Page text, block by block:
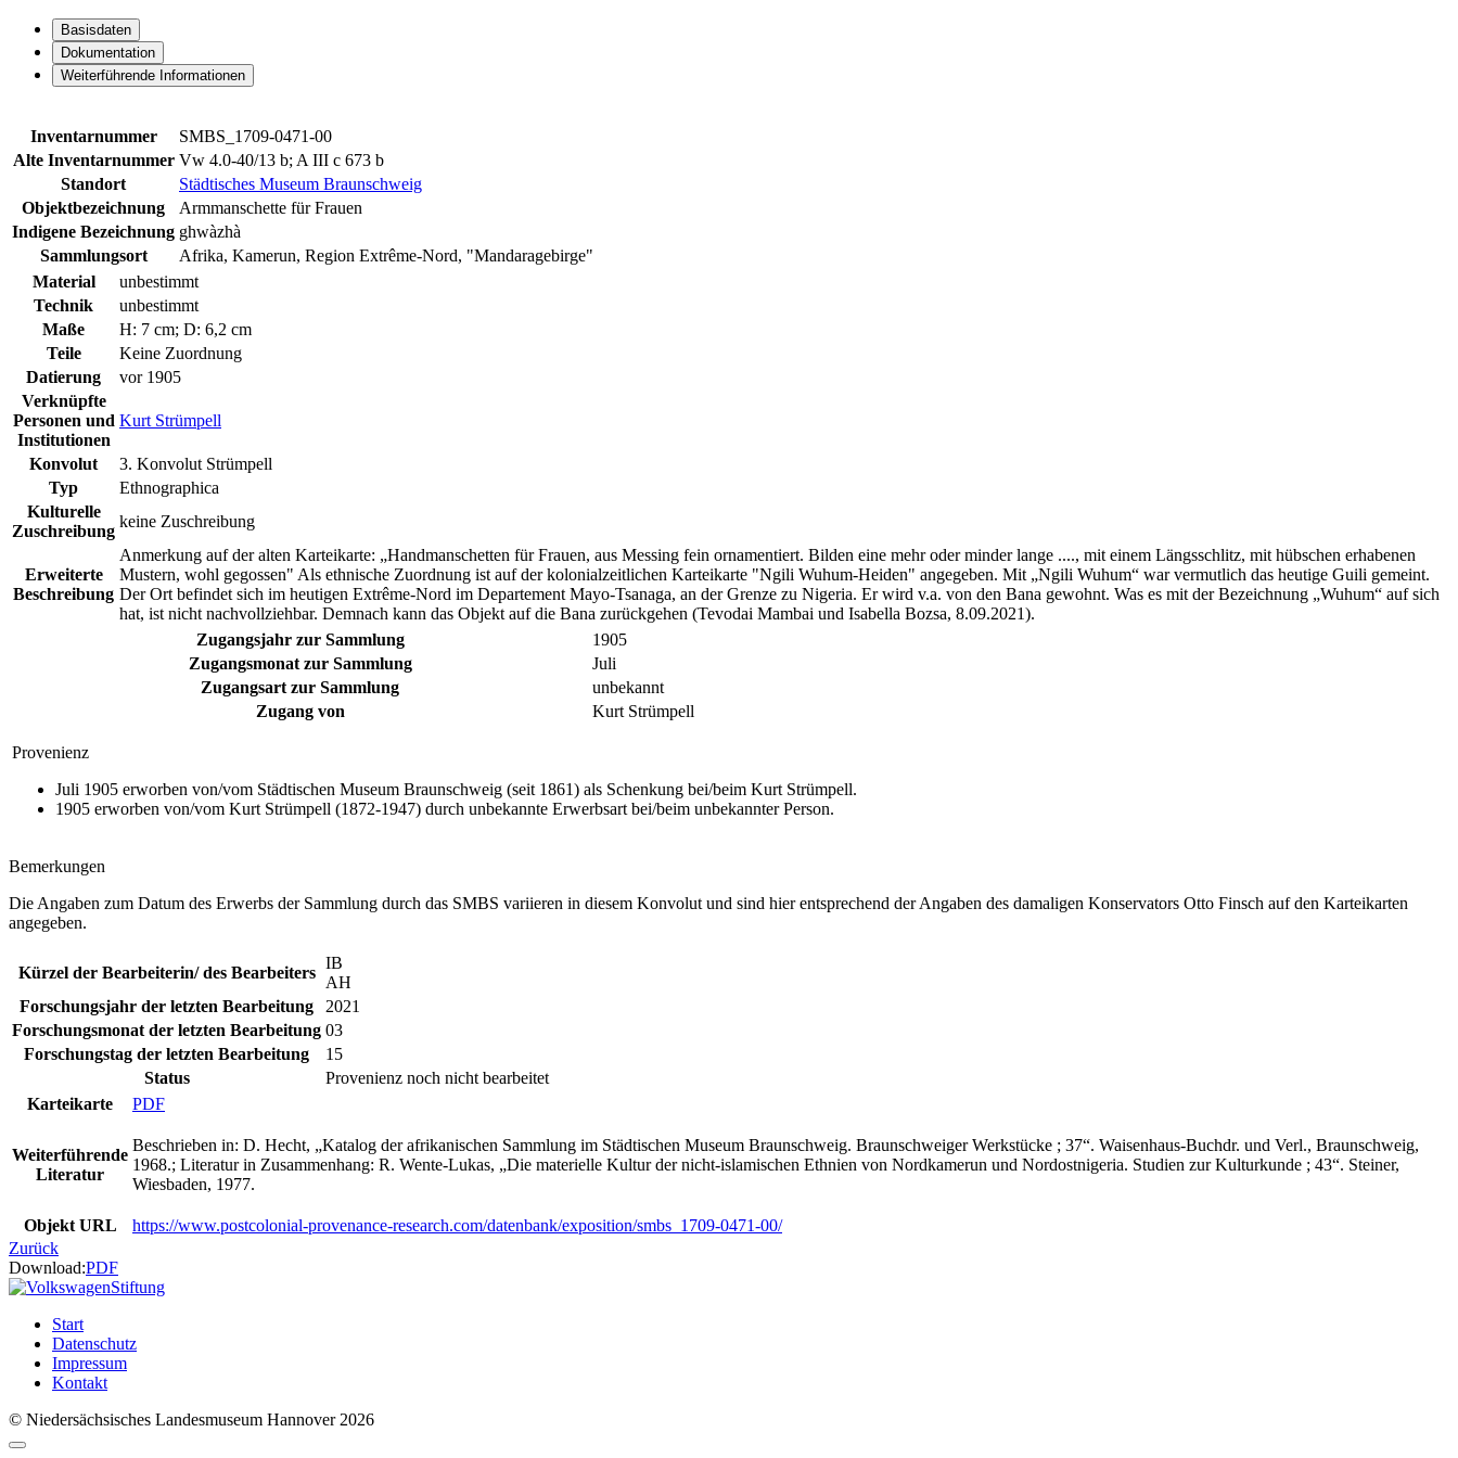
Basisdaten
Dokumentation
Weiterführende Informationen
Inventarnummer
SMBS_1709-0471-00
Alte Inventarnummer Vw 4.0-40/13 b; A III c 673 b
Standort
Städtisches Museum Braunschweig
Objektbezeichnung
Armmanschette für Frauen
Indigene Bezeichnung ghwàzhà
Sammlungsort
Afrika, Kamerun, Region Extrême-Nord, "Mandaragebirge"
Material
unbestimmt
Technik
unbestimmt
Maße
H: 7 cm; D: 6,2 cm
Teile
Keine Zuordnung
Datierung
vor 1905
Verknüpfte
Personen und
Institutionen
Kurt Strümpell
Konvolut
3. Konvolut Strümpell
Typ
Ethnographica
Kulturelle
Zuschreibung
keine Zuschreibung
Erweiterte
Beschreibung
Anmerkung auf der alten Karteikarte: „Handmanschetten für Frauen, aus Messing fein ornamentiert. Bilden eine mehr oder minder lange ...., mit einem Längsschlitz, mit hübschen erhabenen
Mustern, wohl gegossen" Als ethnische Zuordnung ist auf der kolonialzeitlichen Karteikarte "Ngili Wuhum-Heiden" angegeben. Mit „Ngili Wuhum“ war vermutlich das heutige Guili gemeint.
Der Ort befindet sich im heutigen Extrême-Nord im Departement Mayo-Tsanaga, an der Grenze zu Nigeria. Er wird v.a. von den Bana gewohnt. Was es mit der Bezeichnung „Wuhum“ auf sich
hat, ist nicht nachvollziehbar. Demnach kann das Objekt auf die Bana zurückgehen (Tevodai Mambai und Isabella Bozsa, 8.09.2021).
Zugangsjahr zur Sammlung
1905
Zugangsmonat zur Sammlung
Juli
Zugangsart zur Sammlung
unbekannt
Zugang von
Kurt Strümpell
Provenienz
Juli 1905 erworben von/vom Städtischen Museum Braunschweig (seit 1861) als Schenkung bei/beim Kurt Strümpell.
1905 erworben von/vom Kurt Strümpell (1872-1947) durch unbekannte Erwerbsart bei/beim unbekannter Person.
Bemerkungen
Die Angaben zum Datum des Erwerbs der Sammlung durch das SMBS variieren in diesem Konvolut und sind hier entsprechend der Angaben des damaligen Konservators Otto Finsch auf den Karteikarten
angegeben.
Kürzel der Bearbeiterin/ des Bearbeiters
IB
AH
Forschungsjahr der letzten Bearbeitung
2021
Forschungsmonat der letzten Bearbeitung 03
Forschungstag der letzten Bearbeitung
15
Status
Provenienz noch nicht bearbeitet
Karteikarte
PDF
Weiterführende
Literatur
Beschrieben in: D. Hecht, „Katalog der afrikanischen Sammlung im Städtischen Museum Braunschweig. Braunschweiger Werkstücke ; 37“. Waisenhaus-Buchdr. und Verl., Braunschweig,
1968.; Literatur in Zusammenhang: R. Wente-Lukas, „Die materielle Kultur der nicht-islamischen Ethnien von Nordkamerun und Nordostnigeria. Studien zur Kulturkunde ; 43“. Steiner,
Wiesbaden, 1977.
Objekt URL
https://www.postcolonial-provenance-research.com/datenbank/exposition/smbs_1709-0471-00/
Zurück
Download:PDF
Start
Datenschutz
Impressum
Kontakt
© Niedersächsisches Landesmuseum Hannover 2026